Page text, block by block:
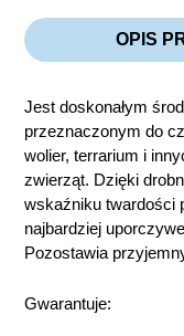
OPIS
Jest doskonałym
przeznaczonym do
wolier, terrarium i
zwierząt. Dzięki
wskaźniku twardości
najbardziej
Pozostawia
Gwarantuje: